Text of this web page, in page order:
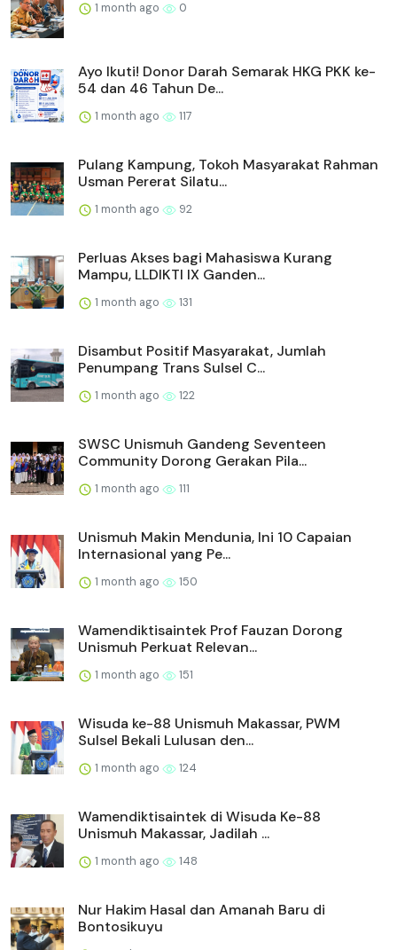
1 month ago 0
Ayo Ikuti! Donor Darah Semarak HKG PKK ke-
54 dan 46 Tahun De...
1 month ago 117
Pulang Kampung, Tokoh Masyarakat Rahman
Usman Pererat Silatu...
1 month ago 92
Perluas Akses bagi Mahasiswa Kurang
Mampu, LLDIKTI IX Ganden...
1 month ago 131
Disambut Positif Masyarakat, Jumlah
Penumpang Trans Sulsel C...
1 month ago 122
SWSC Unismuh Gandeng Seventeen
Community Dorong Gerakan Pila...
1 month ago 111
Unismuh Makin Mendunia, Ini 10 Capaian
Internasional yang Pe...
1 month ago 150
Wamendiktisaintek Prof Fauzan Dorong
Unismuh Perkuat Relevan...
1 month ago 151
Wisuda ke-88 Unismuh Makassar, PWM
Sulsel Bekali Lulusan den...
1 month ago 124
Wamendiktisaintek di Wisuda Ke-88
Unismuh Makassar, Jadilah ...
1 month ago 148
Nur Hakim Hasal dan Amanah Baru di
Bontosikuyu